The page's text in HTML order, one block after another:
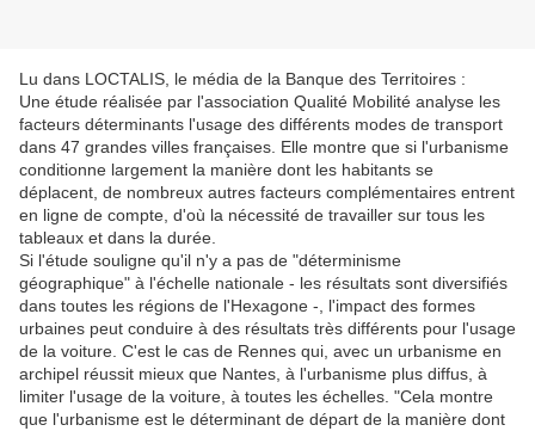
Lu dans LOCTALIS, le média de la Banque des Territoires :
Une étude réalisée par l'association Qualité Mobilité analyse les
facteurs déterminants l'usage des différents modes de transport
dans 47 grandes villes françaises. Elle montre que si l'urbanisme
conditionne largement la manière dont les habitants se
déplacent, de nombreux autres facteurs complémentaires entrent
en ligne de compte, d'où la nécessité de travailler sur tous les
tableaux et dans la durée.
Si l'étude souligne qu'il n'y a pas de "déterminisme
géographique" à l'échelle nationale - les résultats sont diversifiés
dans toutes les régions de l'Hexagone -, l'impact des formes
urbaines peut conduire à des résultats très différents pour l'usage
de la voiture. C'est le cas de Rennes qui, avec un urbanisme en
archipel réussit mieux que Nantes, à l'urbanisme plus diffus, à
limiter l'usage de la voiture, à toutes les échelles. "Cela montre
que l'urbanisme est le déterminant de départ de la manière dont